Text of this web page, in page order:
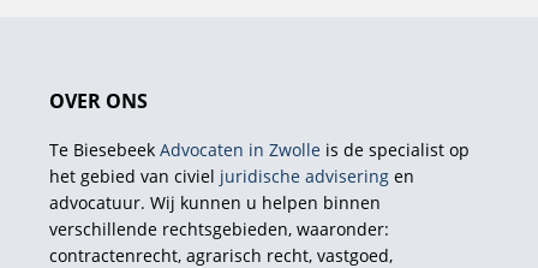
OVER ONS
Te Biesebeek Advocaten in Zwolle is de specialist op
het gebied van civiel juridische adviseringen
advocatuur. Wij kunnen u helpen binnen
verschillende rechtsgebieden, waaronder:
contractenrecht, agrarisch recht, vastgoed,